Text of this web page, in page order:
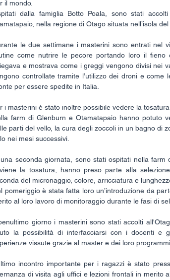
il mondo.
dalla famiglia Botto Poala, sono stati
nella regione di Otago situata nell’isola del
le due settimane i masterini sono entrati nel
come nutrire le pecore portando loro il
e mostrava come i greggi vengono divisi nei
controllate tramite l’utilizzo dei droni e
per essere spedite in Italia.
i masterini è stato inoltre possibile vedere la
farm di Glenburn e Otamatapaio hanno potuto
parti del vello, la cura degli zoccoli in un bagno di
nei mesi successivi.
seconda giornata, sono stati ospitati nella
la tosatura, hanno preso parte alla
del micronaggio, colore, arricciatura e
pomeriggio è stata fatta loro un’introduzione da
al loro lavoro di monitoraggio durante le fasi di
giorno i masterini sono stati accolti
la possibilità di interfacciarsi con i docenti e
vissute grazie al master e dei loro
incontro importante per i ragazzi è stato
di visita agli uffici e lezioni frontali in merito